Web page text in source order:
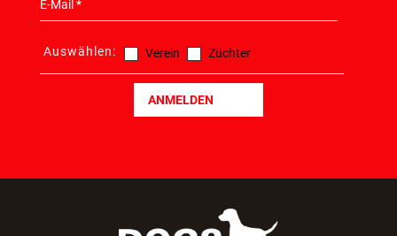
Auswählen: Verein Züchter
ANMELDEN